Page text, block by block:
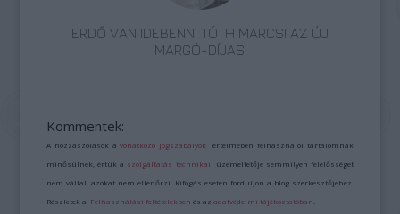
ERDŐ VAN IDEBENN: TÓTH MARCSI AZ ÚJ
MARGÓ-DÍJAS
Kommentek:
A hozzászólások avonatkozó jogszabályok értelmében felhasználói tartalomnak
minősülnek, értük a szolgáltatás technikai üzemeltetője semmilyen felelősséget
nem vállal, azokat nem ellenőrzi. Kifogás esetén forduljon a blog szerkesztőjéhez.
Részletek a Felhasználási feltételekben és azadatvédelmi tájékoztatóban